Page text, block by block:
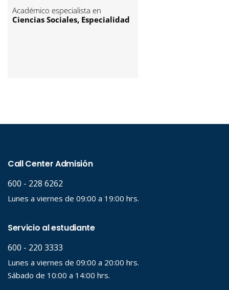
Académico especialista en
Ciencias Sociales, Especialidad